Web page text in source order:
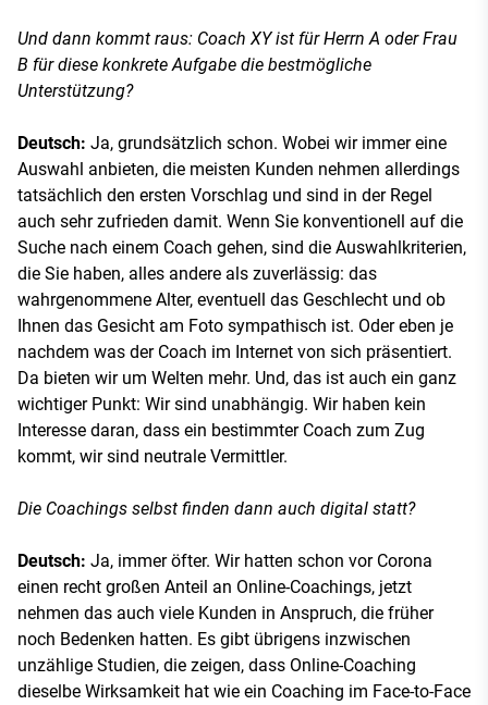
Und dann kommt raus: Coach XY ist für Herrn A oder Frau
B für diese konkrete Aufgabe die bestmögliche
Unterstützung?
Deutsch: Ja, grundsätzlich schon. Wobei wir immer eine
Auswahl anbieten, die meisten Kunden nehmen allerdings
tatsächlich den ersten Vorschlag und sind in der Regel
auch sehr zufrieden damit. Wenn Sie konventionell auf die
Suche nach einem Coach gehen, sind die Auswahlkriterien,
die Sie haben, alles andere als zuverlässig: das
wahrgenommene Alter, eventuell das Geschlecht und ob
Ihnen das Gesicht am Foto sympathisch ist. Oder eben je
nachdem was der Coach im Internet von sich präsentiert.
Da bieten wir um Welten mehr. Und, das ist auch ein ganz
wichtiger Punkt: Wir sind unabhängig. Wir haben kein
Interesse daran, dass ein bestimmter Coach zum Zug
kommt, wir sind neutrale Vermittler.
Die Coachings selbst finden dann auch digital statt?
Deutsch: Ja, immer öfter. Wir hatten schon vor Corona
einen recht großen Anteil an Online-Coachings, jetzt
nehmen das auch viele Kunden in Anspruch, die früher
noch Bedenken hatten. Es gibt übrigens inzwischen
unzählige Studien, die zeigen, dass Online-Coaching
dieselbe Wirksamkeit hat wie ein Coaching im Face-to-Face